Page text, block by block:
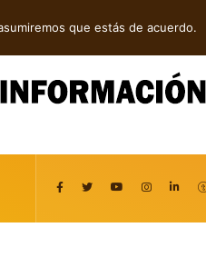
que estás de acuerdo.